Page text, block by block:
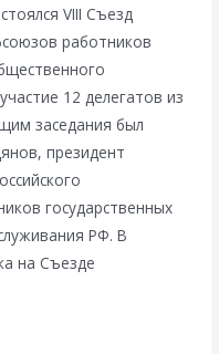
VIII Съезд
работников
12 делегатов из
заседания был
президент
государственных
РФ. В
на Съезде